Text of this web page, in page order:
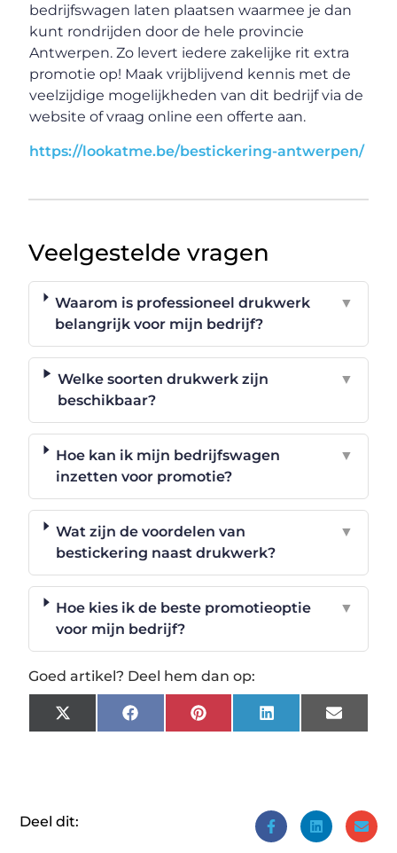
bedrijfswagen laten plaatsen waarmee je dan
kunt rondrijden door de hele provincie
Antwerpen. Zo levert iedere zakelijke rit extra
promotie op! Maak vrijblijvend kennis met de
veelzijdige mogelijkheden van dit bedrijf via de
website of vraag online een offerte aan.
https://lookatme.be/bestickering-antwerpen/
Veelgestelde vragen
Waarom is professioneel drukwerk
belangrijk voor mijn bedrijf?
▼
Welke soorten drukwerk zijn
beschikbaar?
▼
Hoe kan ik mijn bedrijfswagen
inzetten voor promotie?
▼
Wat zijn de voordelen van
bestickering naast drukwerk?
▼
Hoe kies ik de beste promotieoptie
voor mijn bedrijf?
▼
Goed artikel? Deel hem dan op:
X
(Twitter)
FacebookPinterestLinkedInEmail
Deel dit: